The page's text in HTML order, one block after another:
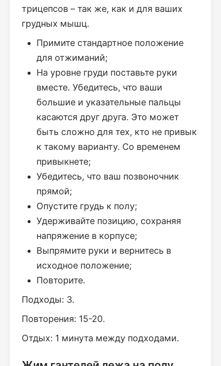
трицепсов – так же, как и для ваших
грудных мышц.
Примите стандартное положение
для отжиманий;
На уровне груди поставьте руки
вместе. Убедитесь, что ваши
большие и указательные пальцы
касаются друг друга. Это может
быть сложно для тех, кто не привык
к такому варианту. Со временем
привыкнете;
Убедитесь, что ваш позвоночник
прямой;
Опустите грудь к полу;
Удерживайте позицию, сохраняя
напряжение в корпусе;
Выпрямите руки и вернитесь в
исходное положение;
Повторите.
Подходы: 3.
Повторения: 15-20.
Отдых: 1 минута между подходами.